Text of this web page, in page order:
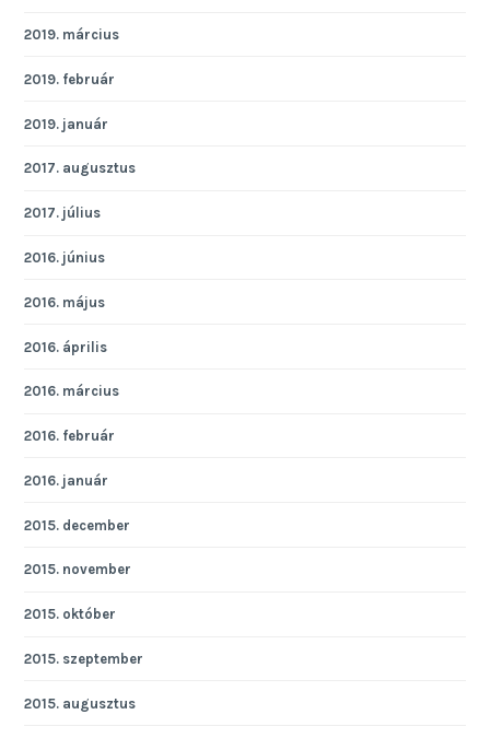
2019. március
2019. február
2019. január
2017. augusztus
2017. július
2016. június
2016. május
2016. április
2016. március
2016. február
2016. január
2015. december
2015. november
2015. október
2015. szeptember
2015. augusztus